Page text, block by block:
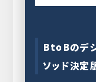
BtoBのデ
ソッド決定